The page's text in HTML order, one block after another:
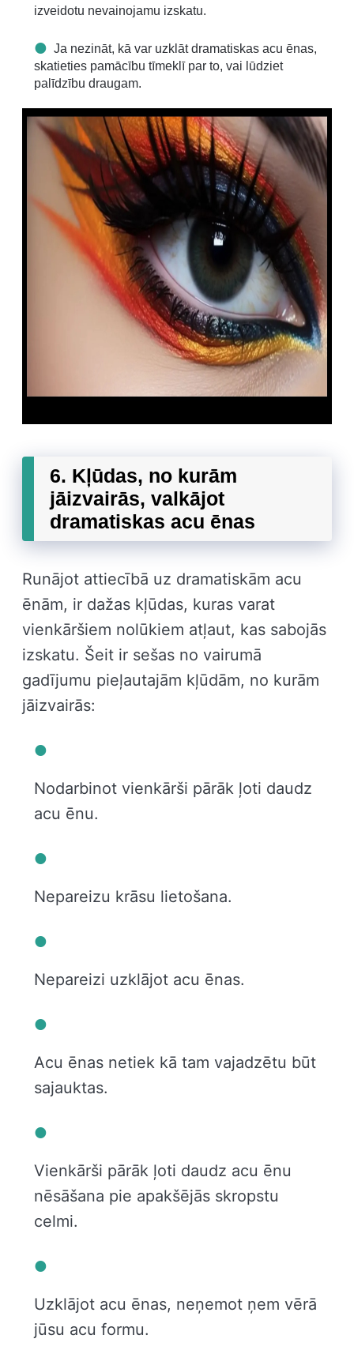
izveidotu nevainojamu izskatu.
Ja nezināt, kā var uzklāt dramatiskas acu ēnas,
skatieties pamācību tīmeklī par to, vai lūdziet
palīdzību draugam.
6. Kļūdas, no kurām
jāizvairās, valkājot
dramatiskas acu ēnas
Runājot attiecībā uz dramatiskām acu
ēnām, ir dažas kļūdas, kuras varat
vienkāršiem nolūkiem atļaut, kas sabojās
izskatu. Šeit ir sešas no vairumā
gadījumu pieļautajām kļūdām, no kurām
jāizvairās:
Nodarbinot vienkārši pārāk ļoti daudz
acu ēnu.
Nepareizu krāsu lietošana.
Nepareizi uzklājot acu ēnas.
Acu ēnas netiek kā tam vajadzētu būt
sajauktas.
Vienkārši pārāk ļoti daudz acu ēnu
nēsāšana pie apakšējās skropstu
celmi.
Uzklājot acu ēnas, neņemot ņem vērā
jūsu acu formu.